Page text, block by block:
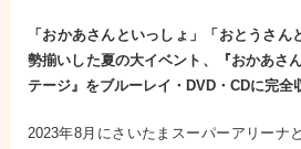
「おかあさんといっしょ」「おとうさ
勢揃いした夏の大イベント、『おかあさ
テージ』をブルーレイ・DVD・CDに完全
2023年8月にさいたまスーパーアリーナ